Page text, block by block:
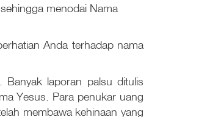
menodai Nama
Anda terhadap nama
laporan palsu ditulis
Yesus. Para penukar uang
membawa kehinaan yang